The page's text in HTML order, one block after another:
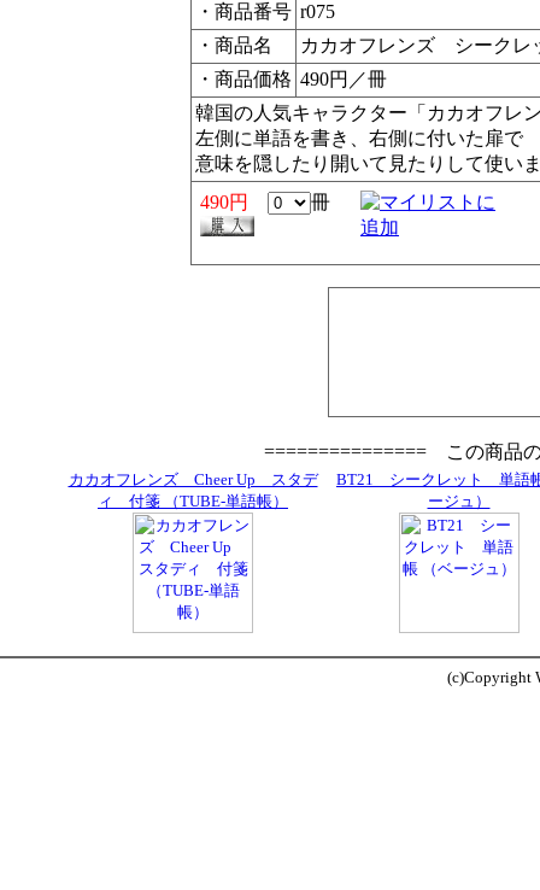
・商品番号 r075
・商品名
カカオフレンズ シーク
・商品価格 490円／冊
韓国の人気キャラクター「カカオフレ
左側に単語を書き、右側に付いた扉で
意味を隠したり開いて見たりして使い
490円
冊
=============== この商品
カカオフレンズ Cheer Up スタデ
ィ 付箋 （TUBE-単語帳）
BT21 シークレット 単語
ージュ）
(c)Copyright